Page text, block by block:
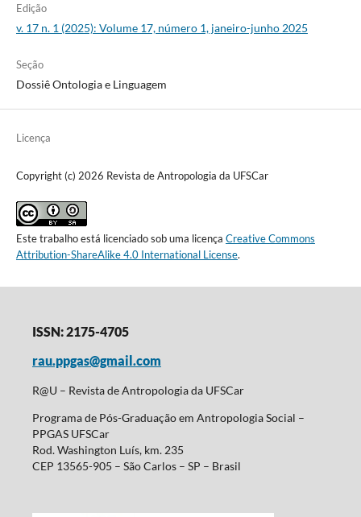
Edição
v. 17 n. 1 (2025): Volume 17, número 1, janeiro-junho 2025
Seção
Dossiê Ontologia e Linguagem
Licença
Copyright (c) 2026 Revista de Antropologia da UFSCar
Este trabalho está licenciado sob uma licença Creative Commons
Attribution-ShareAlike 4.0 International License.
ISSN: 2175-4705
rau.ppgas@gmail.com
R@U – Revista de Antropologia da UFSCar
Programa de Pós-Graduação em Antropologia Social –
PPGAS UFSCar
Rod. Washington Luís, km. 235
CEP 13565-905 – São Carlos – SP – Brasil